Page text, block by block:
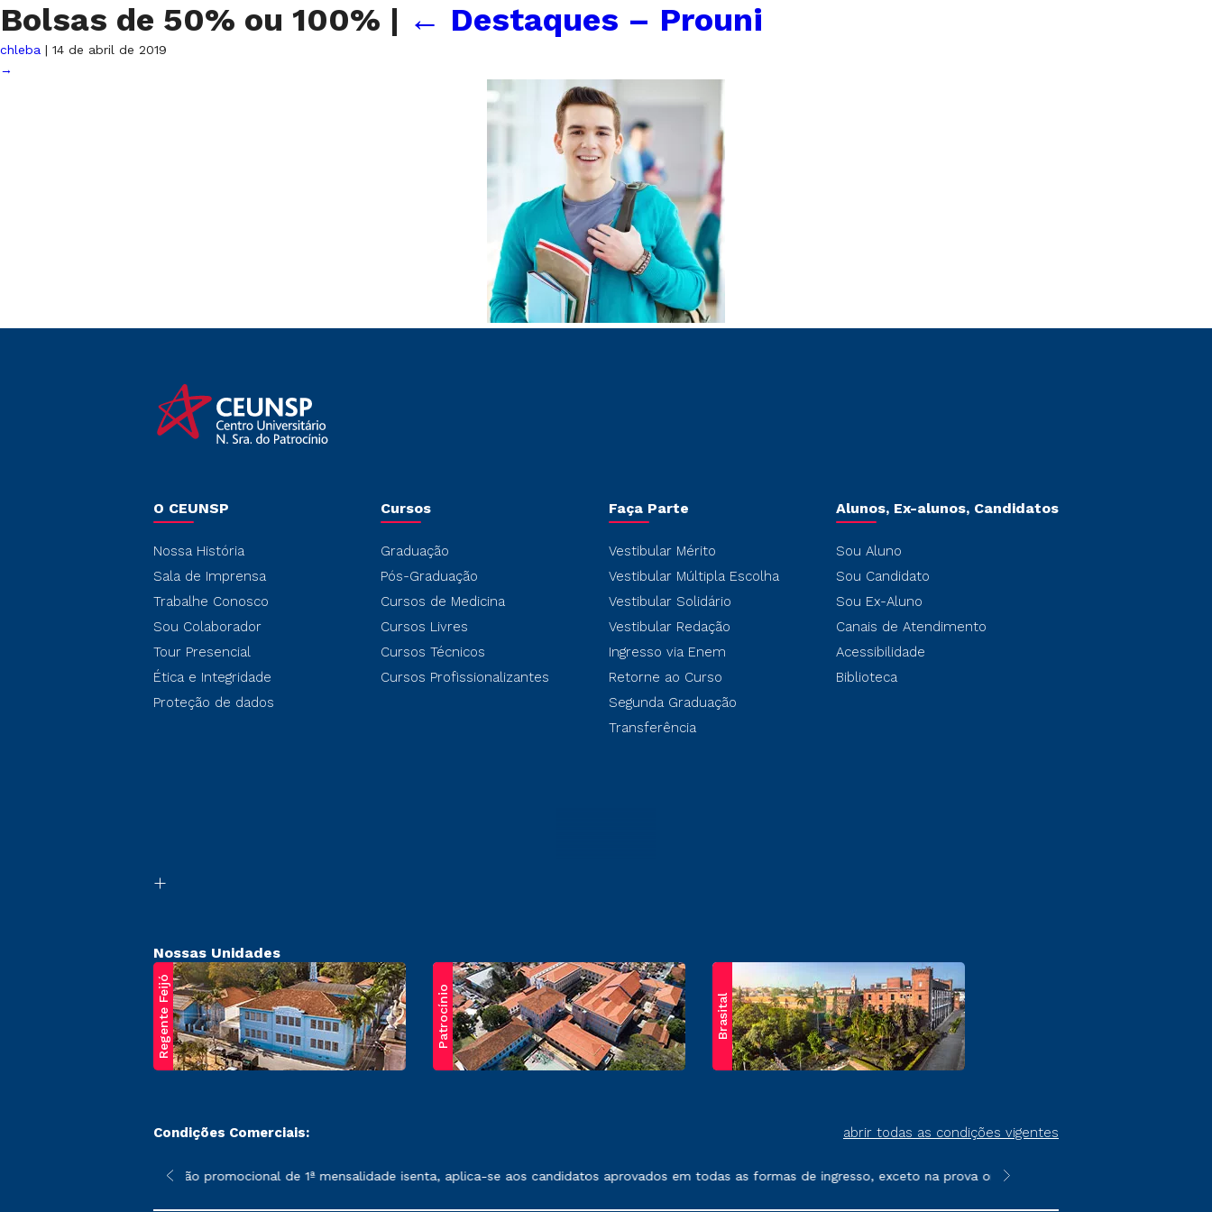
Bolsas de 50% ou 100% | ← Destaques – Prouni
chleba | 14 de abril de 2019
→
O CEUNSP
Nossa História
Sala de Imprensa
Trabalhe Conosco
Sou Colaborador
Tour Presencial
Ética e Integridade
Proteção de dados
Cursos
Graduação
Pós-Graduação
Cursos de Medicina
Cursos Livres
Cursos Técnicos
Cursos Profissionalizantes
Faça Parte
Vestibular Mérito
Vestibular Múltipla Escolha
Vestibular Solidário
Vestibular Redação
Ingresso via Enem
Retorne ao Curso
Segunda Graduação
Transferência
Alunos, Ex-alunos, Candidatos
Sou Aluno
Sou Candidato
Sou Ex-Aluno
Canais de Atendimento
Acessibilidade
Biblioteca
Nossas Unidades
Regente Feijó Patrocínio Brasital
Condições Comerciais: abrir todas as condições vigentes
sofrer alterações nos períodos de rematrícula conforme exposto no contrato de prestação de serviços.
*A condição promocional de 1ª mensalidade isenta, aplica-se aos candidatos aprovados em todas as formas de ingresso, exceto na prova on-line ou agendada, que ofertam
**Semipresencial é um formato do